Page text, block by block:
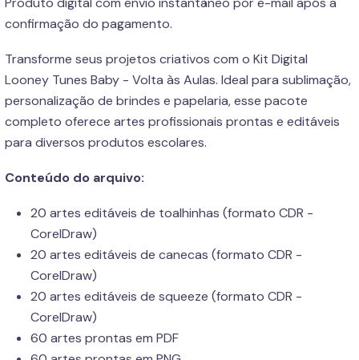
confirmação do pagamento.
Transforme seus projetos criativos com o Kit Digital
Looney Tunes Baby - Volta às Aulas. Ideal para sublimação,
personalização de brindes e papelaria, esse pacote
completo oferece artes profissionais prontas e editáveis
para diversos produtos escolares.
Conteúdo do arquivo:
20 artes editáveis de toalhinhas (formato CDR -
CorelDraw)
20 artes editáveis de canecas (formato CDR -
CorelDraw)
20 artes editáveis de squeeze (formato CDR -
CorelDraw)
60 artes prontas em PDF